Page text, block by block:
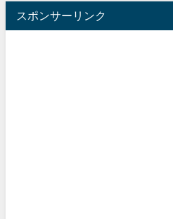
スポンサーリンク